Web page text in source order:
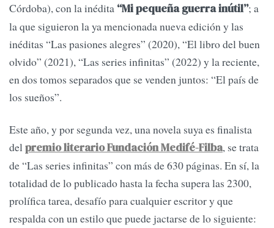
Córdoba), con la inédita “Mi pequeña guerra inútil”; a
la que siguieron la ya mencionada nueva edición y las
inéditas “Las pasiones alegres” (2020), “El libro del buen
olvido” (2021), “Las series infinitas” (2022) y la reciente,
en dos tomos separados que se venden juntos: “El país de
los sueños”.
Este año, y por segunda vez, una novela suya es finalista
delpremio literario Fundación Medifé-Filba, se trata
de “Las series infinitas” con más de 630 páginas. En sí, la
totalidad de lo publicado hasta la fecha supera las 2300,
prolífica tarea, desafío para cualquier escritor y que
respalda con un estilo que puede jactarse de lo siguiente: